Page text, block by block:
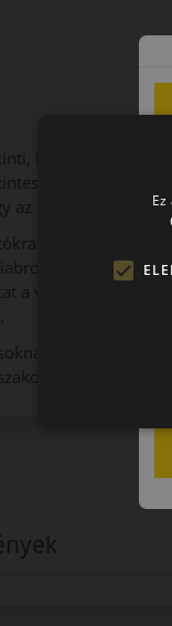
hogy a vásárlók
az utakon minél
gyárt
több
a világ minden
ideális
gumiabroncsról.